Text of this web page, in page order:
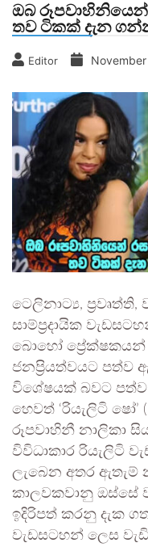
ඔබ රූපවාහිනියෙන්
තව ටිකක් දැන
Editor
ටෙලිනාට්‍ය, ප්‍රවෘත්ති,
සාම්ප්‍රදායික
බොහෝ ප්‍රේක්ෂකයන්
ජනප්‍රියත්වයට පත්ව
විශේෂයක් බවට පත්ව
හෙවත් ‘රියැලිටි ෂෝ’
රූපවාහිනී නාලිකා
විවිධාකාර රියැලිටි
ලැබෙන අතර
කාලවකවානු ඔස්සේ
ඉදිරිපත් කරනු දැක
වැඩසටහන් ලෙස